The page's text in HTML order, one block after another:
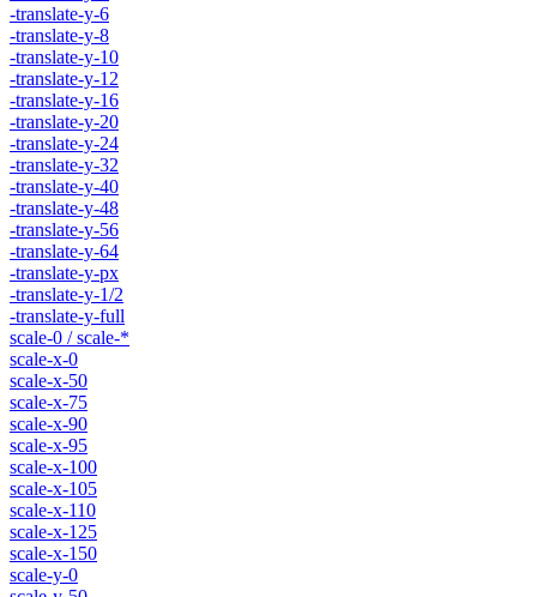
-translate-y-6
-translate-y-8
-translate-y-10
-translate-y-12
-translate-y-16
-translate-y-20
-translate-y-24
-translate-y-32
-translate-y-40
-translate-y-48
-translate-y-56
-translate-y-64
-translate-y-px
-translate-y-1/2
-translate-y-full
scale-0 / scale-*
scale-x-0
scale-x-50
scale-x-75
scale-x-90
scale-x-95
scale-x-100
scale-x-105
scale-x-110
scale-x-125
scale-x-150
scale-y-0